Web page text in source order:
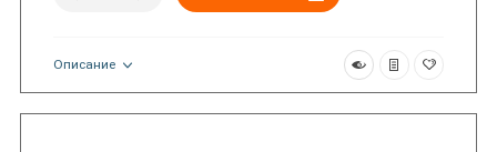
Описание